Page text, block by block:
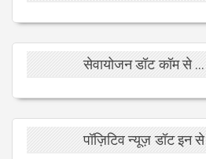
सेवायोजन डॉट कॉम से ...
पॉज़िटिव न्यूज़ डॉट इन से